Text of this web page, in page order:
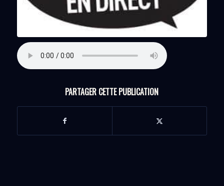
PARTAGER CETTE PUBLICATION